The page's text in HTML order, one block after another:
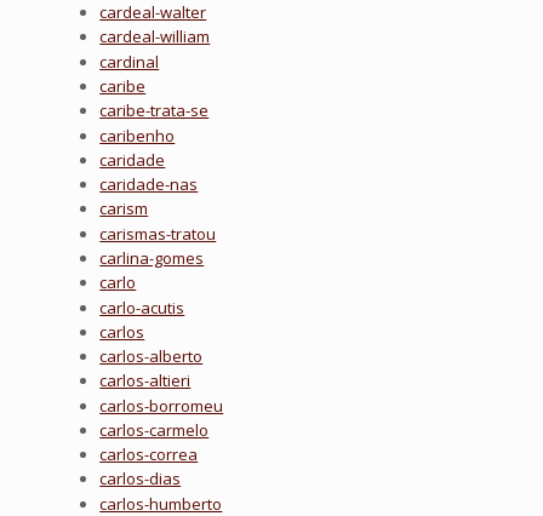
cardeal-walter
cardeal-william
cardinal
caribe
caribe-trata-se
caribenho
caridade
caridade-nas
carism
carismas-tratou
carlina-gomes
carlo
carlo-acutis
carlos
carlos-alberto
carlos-altieri
carlos-borromeu
carlos-carmelo
carlos-correa
carlos-dias
carlos-humberto